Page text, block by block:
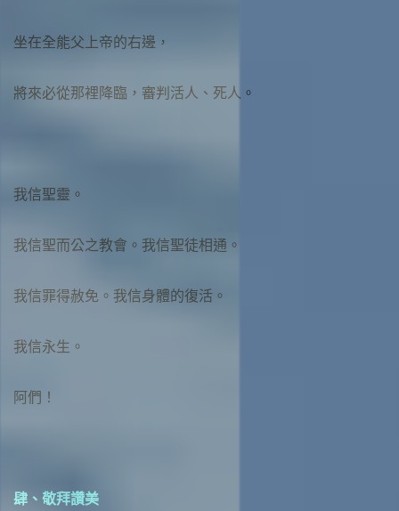
坐在全能父上帝的右邊，
將來必從那裡降臨，審判活人、死人。
我信聖靈。
我信聖而公之教會。我信聖徒相通。
我信罪得赦免。我信身體的復活。
我信永生。
阿們！
肆、敬拜讚美